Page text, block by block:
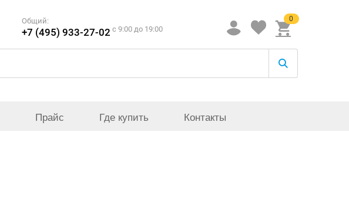
Общий:
+7 (495) 933-27-02 c 9:00 до 19:00
0
Прайс Где купить Контакты